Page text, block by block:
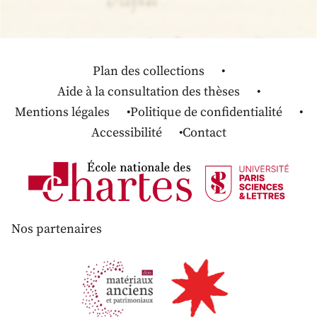
Plan des collections
Aide à la consultation des thèses
Mentions légales
Politique de confidentialité
Accessibilité
Contact
Nos partenaires